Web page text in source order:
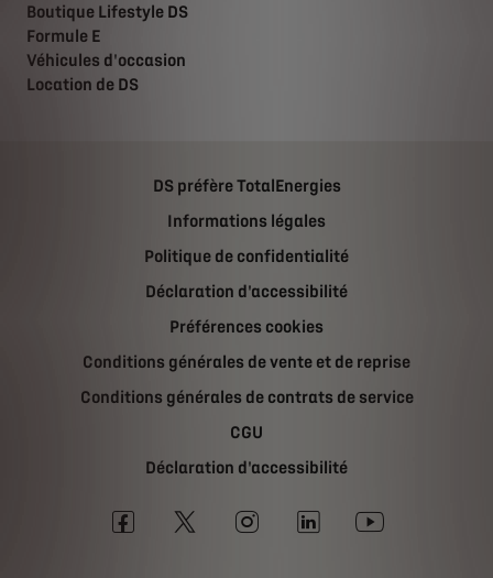
Boutique Lifestyle DS
Formule E
Véhicules d'occasion
Location de DS
DS préfère TotalEnergies
Informations légales
Politique de confidentialité
Déclaration d'accessibilité
Préférences cookies
Conditions générales de vente et de reprise
Conditions générales de contrats de service
CGU
Déclaration d'accessibilité